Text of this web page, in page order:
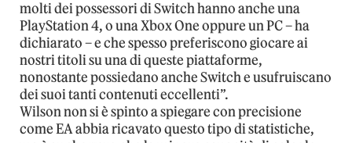
molti dei possessori di Switch hanno anche una
PlayStation 4, o una Xbox One oppure un PC – ha
dichiarato – e che spesso preferiscono giocare ai
nostri titoli su una di queste piattaforme,
nonostante possiedano anche Switch e usufruiscano
dei suoi tanti contenuti eccellenti”.
Wilson non si è spinto a spiegare con precisione
come EA abbia ricavato questo tipo di statistiche,